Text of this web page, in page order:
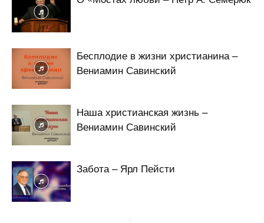
Бесплодие в жизни христианина –
Вениамин Савинский
Наша христианская жизнь –
Вениамин Савинский
Забота – Ярл Пейсти